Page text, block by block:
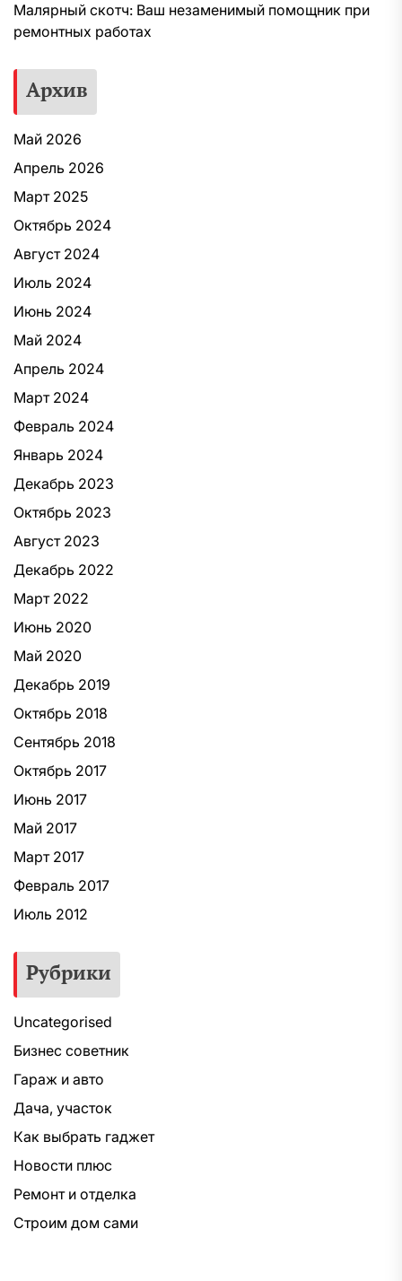
Малярный скотч: Ваш незаменимый помощник при
ремонтных работах
Архив
Май 2026
Апрель 2026
Март 2025
Октябрь 2024
Август 2024
Июль 2024
Июнь 2024
Май 2024
Апрель 2024
Март 2024
Февраль 2024
Январь 2024
Декабрь 2023
Октябрь 2023
Август 2023
Декабрь 2022
Март 2022
Июнь 2020
Май 2020
Декабрь 2019
Октябрь 2018
Сентябрь 2018
Октябрь 2017
Июнь 2017
Май 2017
Март 2017
Февраль 2017
Июль 2012
Рубрики
Uncategorised
Бизнес советник
Гараж и авто
Дача, участок
Как выбрать гаджет
Новости плюс
Ремонт и отделка
Строим дом сами